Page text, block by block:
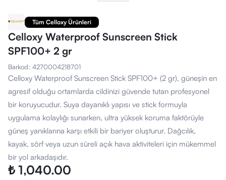
Tüm Celloxy Ürünleri
Celloxy Waterproof Sunscreen Stick
SPF100+ 2 gr
Barkod: 4270004218701
Celloxy Waterproof Sunscreen Stick SPF100+ (2 gr), güneşin en
agresif olduğu ortamlarda cildinizi güvende tutan profesyonel
bir koruyucudur. Suya dayanıklı yapısı ve stick formuyla
uygulama kolaylığı sunarken, ultra yüksek koruma faktörüyle
güneş yanıklarına karşı etkili bir bariyer oluşturur. Dağcılık,
kayak, sörf veya uzun süreli açık hava aktiviteleri için mükemmel
bir yol arkadaşıdır.
₺ 1,040.00